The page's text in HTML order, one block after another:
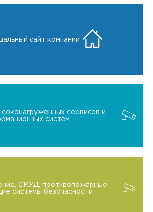
сайт компании
сервисов и
систем
СКУД, противопожарные
системы безопасности